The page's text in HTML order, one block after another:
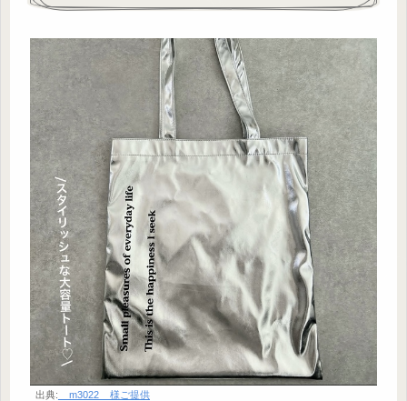
出典: __m3022__様ご提供